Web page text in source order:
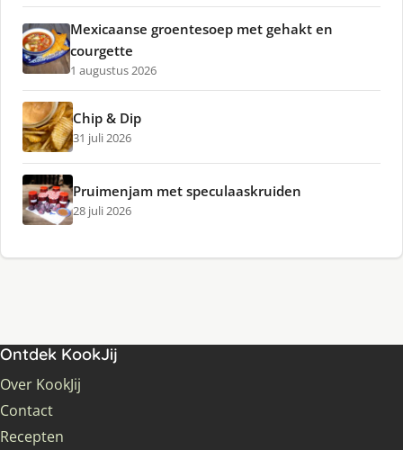
Mexicaanse groentesoep met gehakt en
courgette
1 augustus 2026
Chip & Dip
31 juli 2026
Pruimenjam met speculaaskruiden
28 juli 2026
Ontdek KookJij
Over KookJij
Contact
Recepten